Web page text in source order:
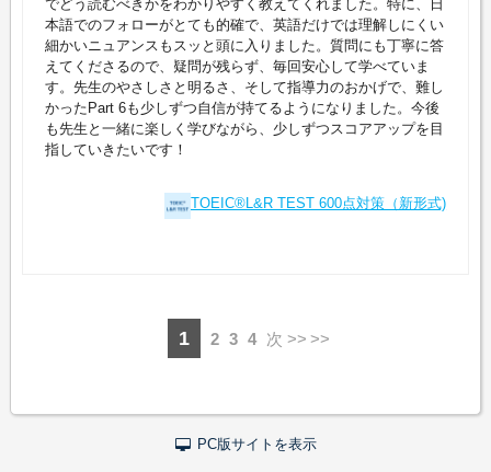
でどう読むべきかをわかりやすく教えてくれました。特に、日
本語でのフォローがとても的確で、英語だけでは理解しにくい
細かいニュアンスもスッと頭に入りました。質問にも丁寧に答
えてくださるので、疑問が残らず、毎回安心して学べていま
す。先生のやさしさと明るさ、そして指導力のおかげで、難し
かったPart 6も少しずつ自信が持てるようになりました。今後
も先生と一緒に楽しく学びながら、少しずつスコアアップを目
指していきたいです！
TOEIC®L&R TEST 600点対策（新形式)
1 2 3 4 次 >>
PC版サイトを表示